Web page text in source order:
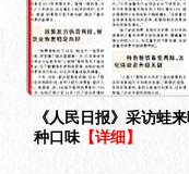
《人民日报》采访蛙
种口味 【详细】